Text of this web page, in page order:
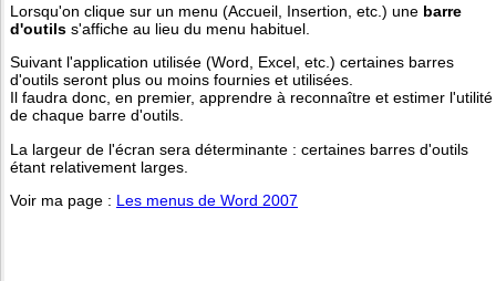
Lorsqu'on clique sur un menu (Accueil, Insertion, etc.) une barre
d'outils s'affiche au lieu du menu habituel.
Suivant l'application utilisée (Word, Excel, etc.) certaines barres
d'outils seront plus ou moins fournies et utilisées.
Il faudra donc, en premier, apprendre à reconnaître et estimer l'utilité
de chaque barre d'outils.
La largeur de l'écran sera déterminante : certaines barres d'outils
étant relativement larges.
Voir ma page : Les menus de Word 2007